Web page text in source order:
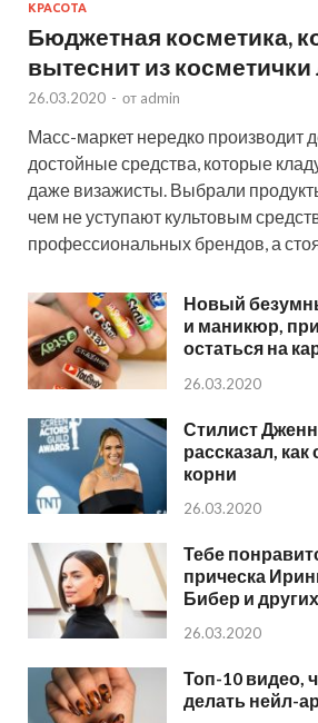
КРАСОТА
Бюджетная косметика,
вытеснит из
26.03.2020 - от admin
Масс-маркет нередко производит
достойные средства, которые
даже визажисты. Выбрали
чем не уступают культовым
профессиональных брендов, а
Новый
и маникюр,
остаться на
26.03.2020
Стилист
рассказал,
корни
26.03.2020
Тебе
прическа
Бибер и
26.03.2020
Топ-10 видео,
делать нейл-